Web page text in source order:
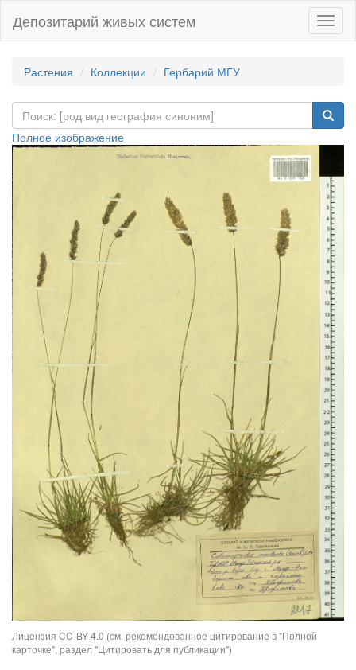
Депозитарий живых систем
Растения Коллекции Гербарий МГУ
Полное изображение
Лицензия CC-BY 4.0 (см. рекомендованное цитирование в "Полной
карточке", раздел "Цитировать для публикации")